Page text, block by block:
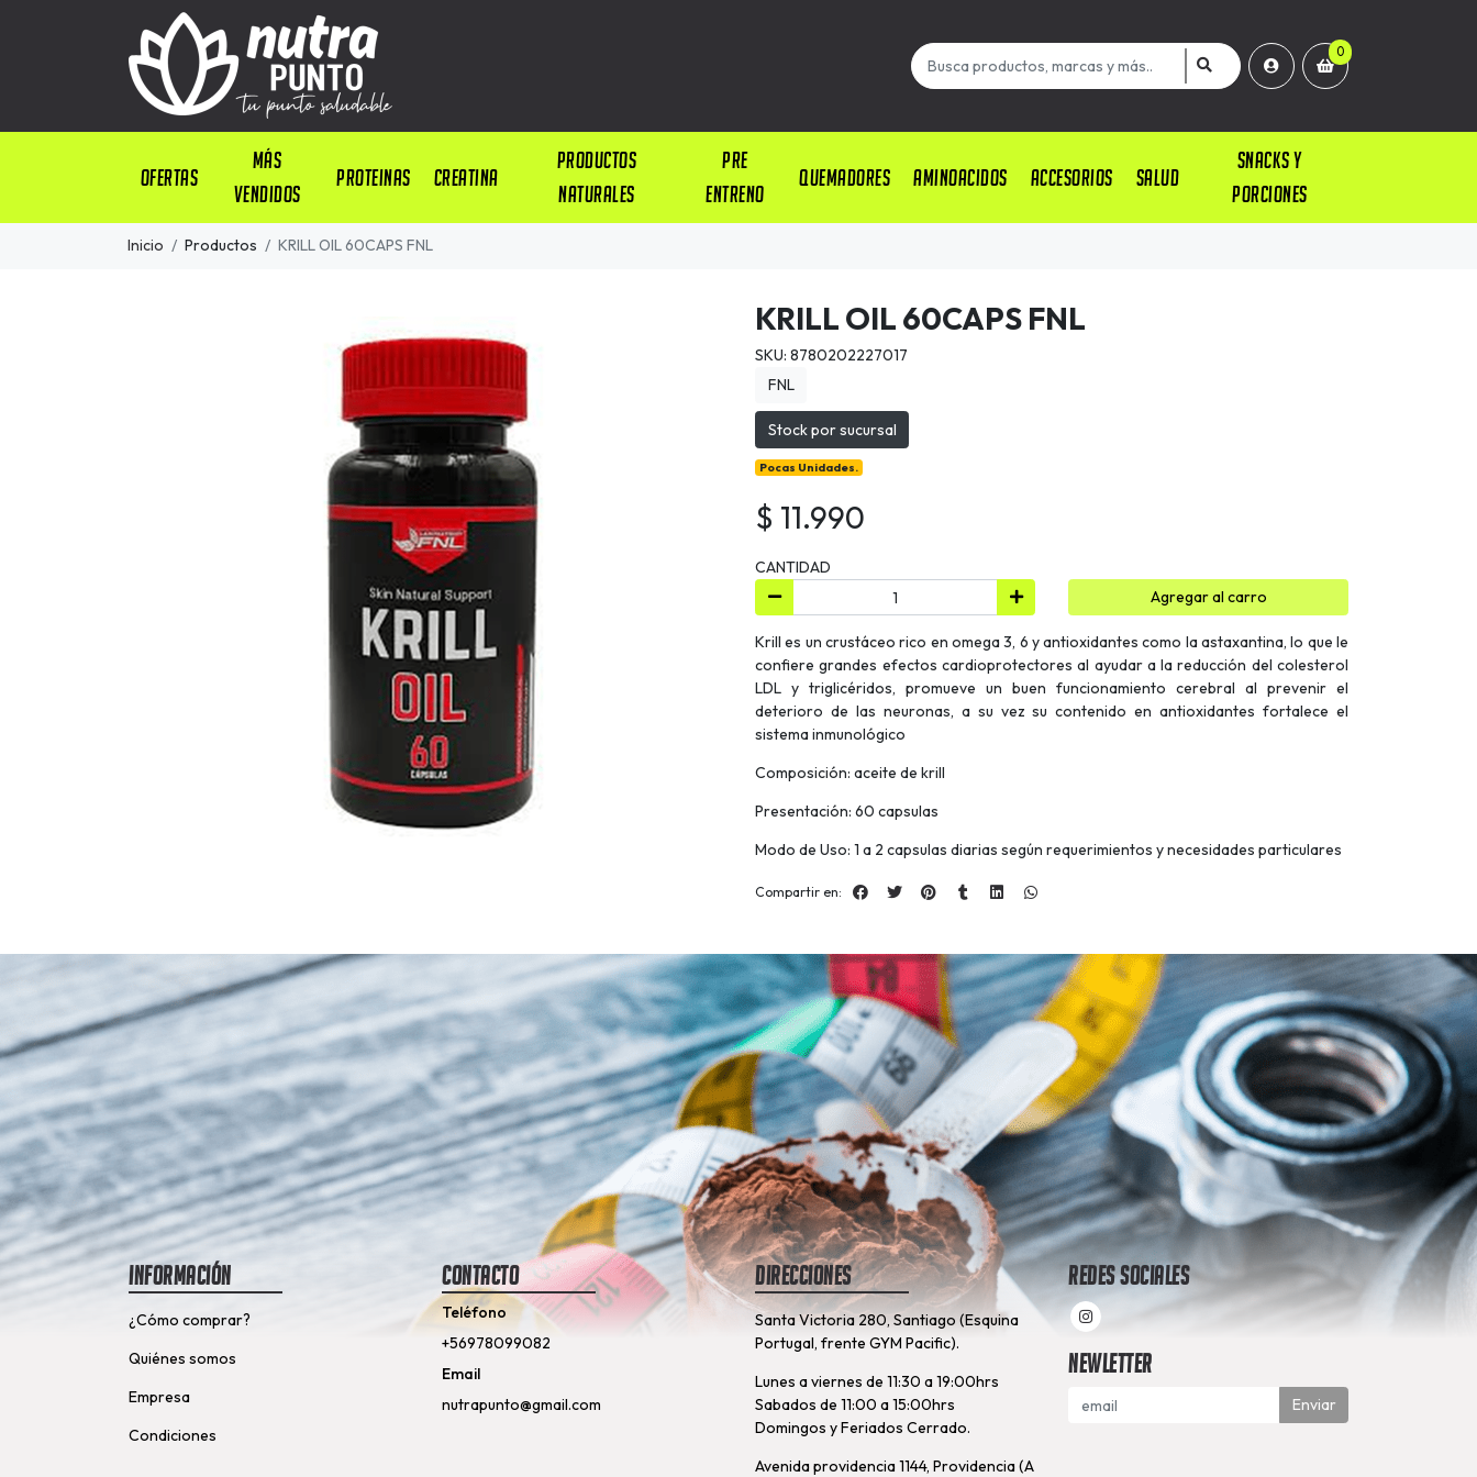
0
OFERTAS
Más
Vendidos
PROTEINAS CREATINA
PRODUCTOS
NATURALES
PRE
ENTRENO
QUEMADORES AMINOACIDOS ACCESORIOS SALUD
SNACKS Y
PORCIONES
Inicio Productos KRILL OIL 60CAPS FNL
KRILL OIL 60CAPS FNL
SKU: 8780202227017
FNL
Stock por sucursal
Pocas Unidades.
$ 11.990
CANTIDAD
Agregar al carro
Krill es un crustáceo rico en omega 3, 6 y antioxidantes como la astaxantina, lo que le
confiere grandes efectos cardioprotectores al ayudar a la reducción del colesterol
LDL y triglicéridos, promueve un buen funcionamiento cerebral al prevenir el
deterioro de las neuronas, a su vez su contenido en antioxidantes fortalece el
sistema inmunológico
Composición: aceite de krill
Presentación: 60 capsulas
Modo de Uso: 1 a 2 capsulas diarias según requerimientos y necesidades particulares
Compartir en:
Información
¿Cómo comprar?
Quiénes somos
Empresa
Condiciones
Contacto
Teléfono
+56978099082
Email
nutrapunto@gmail.com
Direcciones
Santa Victoria 280, Santiago (Esquina
Portugal, frente GYM Pacific).
Lunes a viernes de 11:30 a 19:00hrs
Sabados de 11:00 a 15:00hrs
Domingos y Feriados Cerrado.
Avenida providencia 1144, Providencia (A
Redes Sociales
Newletter
Enviar